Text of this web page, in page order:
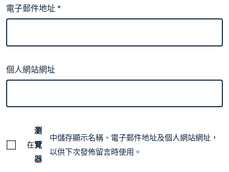
電子郵件地址*
個人網站網址
在
瀏
覽
器
中儲存顯示名稱、電子郵件地址及個人網站網址，
以供下次發佈留言時使用。